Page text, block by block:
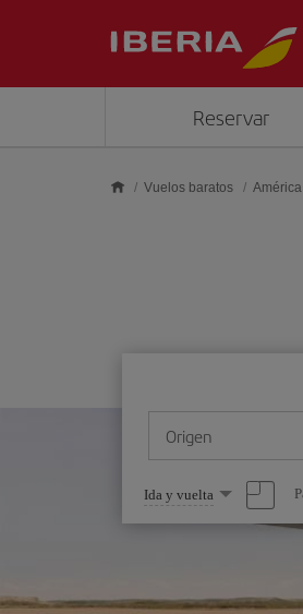
Reservar
Vuelos baratos
Origen
Seleccione
una
opción
Ida y vuelta